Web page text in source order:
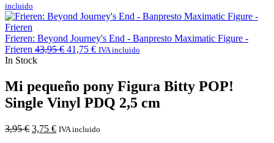
incluido
Frieren: Beyond Journey's End - Banpresto Maximatic Figure -
Frieren 43,95€ 41,75 € IVA incluido
In Stock
Mi pequeño pony Figura Bitty POP!
Single Vinyl PDQ 2,5 cm
3,95€ 3,75 € IVA incluido